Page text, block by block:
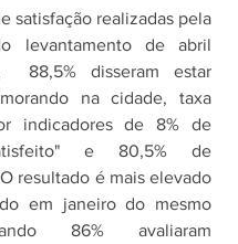
satisfação realizadas pela
levantamento de abril
88,5% disseram estar
na cidade, taxa
indicadores de 8% de
e 80,5% de
resultado é mais elevado
em janeiro do mesmo
86% avaliaram